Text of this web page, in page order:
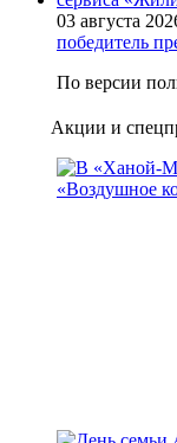
03 августа
победитель
По версии
Акции и